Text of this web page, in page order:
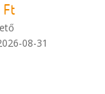
Ft
08-31